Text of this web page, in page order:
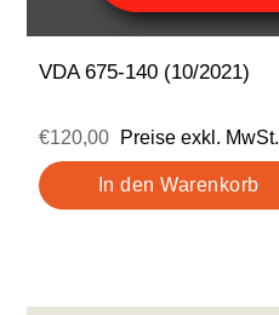
VDA 675-140 (10/2021)
€120,00 Preise exkl. MwSt.